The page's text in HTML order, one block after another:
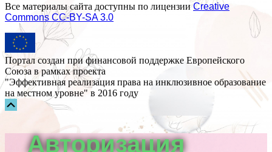
Все материалы сайта доступны по лицензииCreative
Commons СС-BY-SA 3.0
Портал создан при финансовой поддержке Европейского
Союза в рамках проекта
"Эффективная реализация права на инклюзивное образование
на местном уровне" в 2016 году
Прокрутка
Авторизация